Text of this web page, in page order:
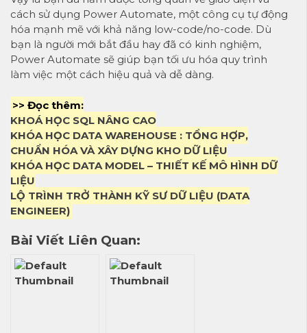
cách sử dụng Power Automate, một công cụ tự động
hóa mạnh mẽ với khả năng low-code/no-code. Dù
bạn là người mới bắt đầu hay đã có kinh nghiệm,
Power Automate sẽ giúp bạn tối ưu hóa quy trình
làm việc một cách hiệu quả và dễ dàng.
>> Đọc thêm:
KHOÁ HỌC SQL NÂNG CAO
KHÓA HỌC DATA WAREHOUSE : TỔNG HỢP,
CHUẨN HÓA VÀ XÂY DỰNG KHO DỮ LIỆU
KHÓA HỌC DATA MODEL – THIẾT KẾ MÔ HÌNH DỮ
LIỆU
LỘ TRÌNH TRỞ THÀNH KỸ SƯ DỮ LIỆU (DATA
ENGINEER)
Bài Viết Liên Quan: